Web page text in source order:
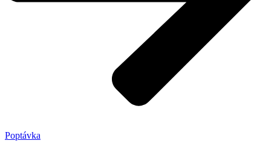
Poptávka